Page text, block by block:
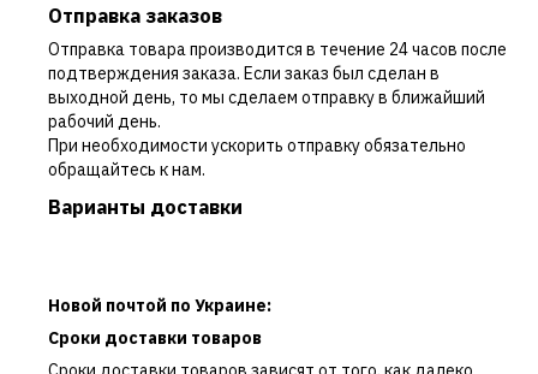
Отправка заказов
Отправка товара производится в течение 24 часов после
подтверждения заказа. Если заказ был сделан в
выходной день, то мы сделаем отправку в ближайший
рабочий день.
При необходимости ускорить отправку обязательно
обращайтесь к нам.
Варианты доставки
Новой почтой по Украине:
Сроки доставки товаров